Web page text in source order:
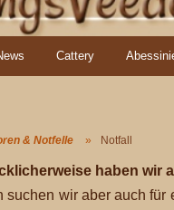
Cattery
& Notfelle Notfall
haben wir
suchen wir aber auch